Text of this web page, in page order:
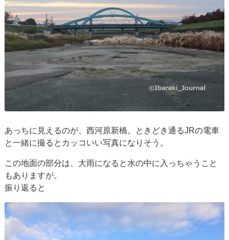
あっちに見えるのが、西河原新橋。ときどき通るJRの電車
と一緒に撮るとカッコいい写真になりそう。
この地面の部分は、大雨になると水の中に入っちゃうこと
もありますが。
振り返ると